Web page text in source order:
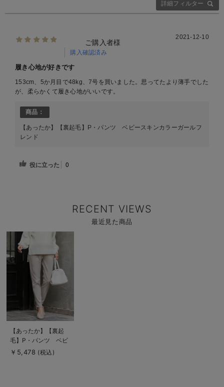
詳細フィルター
ご購入者様
購入確認済み
2021-12-10
履き心地が好きです
153cm、5か月目で48kg、7号を買いました。思ってたより薄手でした
が、柔らかくて履き心地がいいです。
商品：
【あったか】【裏起毛】P・パンツ ベビースキンカラーガールフ
レンド
役に立った 0
RECENT VIEWS
最近見た商品
商
細
を
商
品
詳
を
【あったか】【裏起
毛】P・パンツ ベビ
ースキンカラーガール
￥5,478 (税込)